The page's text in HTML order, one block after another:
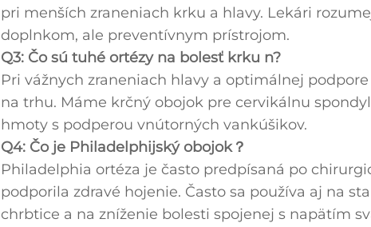
pri menších zraneniach krku a hlavy. Lekári
doplnkom, ale preventívnym prístrojom.
Q3: Čo sú tuhé ortézy na bolesť krku n?
Pri vážnych zraneniach hlavy a optimálnej
na trhu. Máme krčný obojok pre cervikálnu
hmoty s podperou vnútorných vankúšikov.
Q4: Čo je Philadelphijský obojok？
Philadelphia ortéza je často predpísaná po
podporila zdravé hojenie. Často sa používa aj na
chrbtice a na zníženie bolesti spojenej s napätím